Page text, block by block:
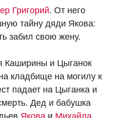
Григорий. От него
тайну дяди Якова:
забил свою жену.
Каширины и Цыганок
кладбище на могилу к
падает на Цыганка и
Дед и бабушка
Якова и Михайла